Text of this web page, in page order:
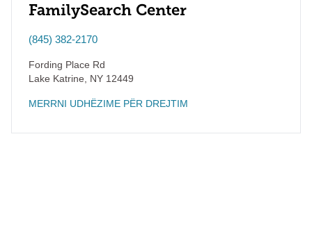
FamilySearch Center
(845) 382-2170
Fording Place Rd
Lake Katrine
NY 12449
MERRNI UDHËZIME PËR DREJTIM